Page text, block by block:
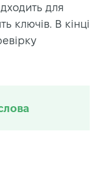
для
ключів. В кінці